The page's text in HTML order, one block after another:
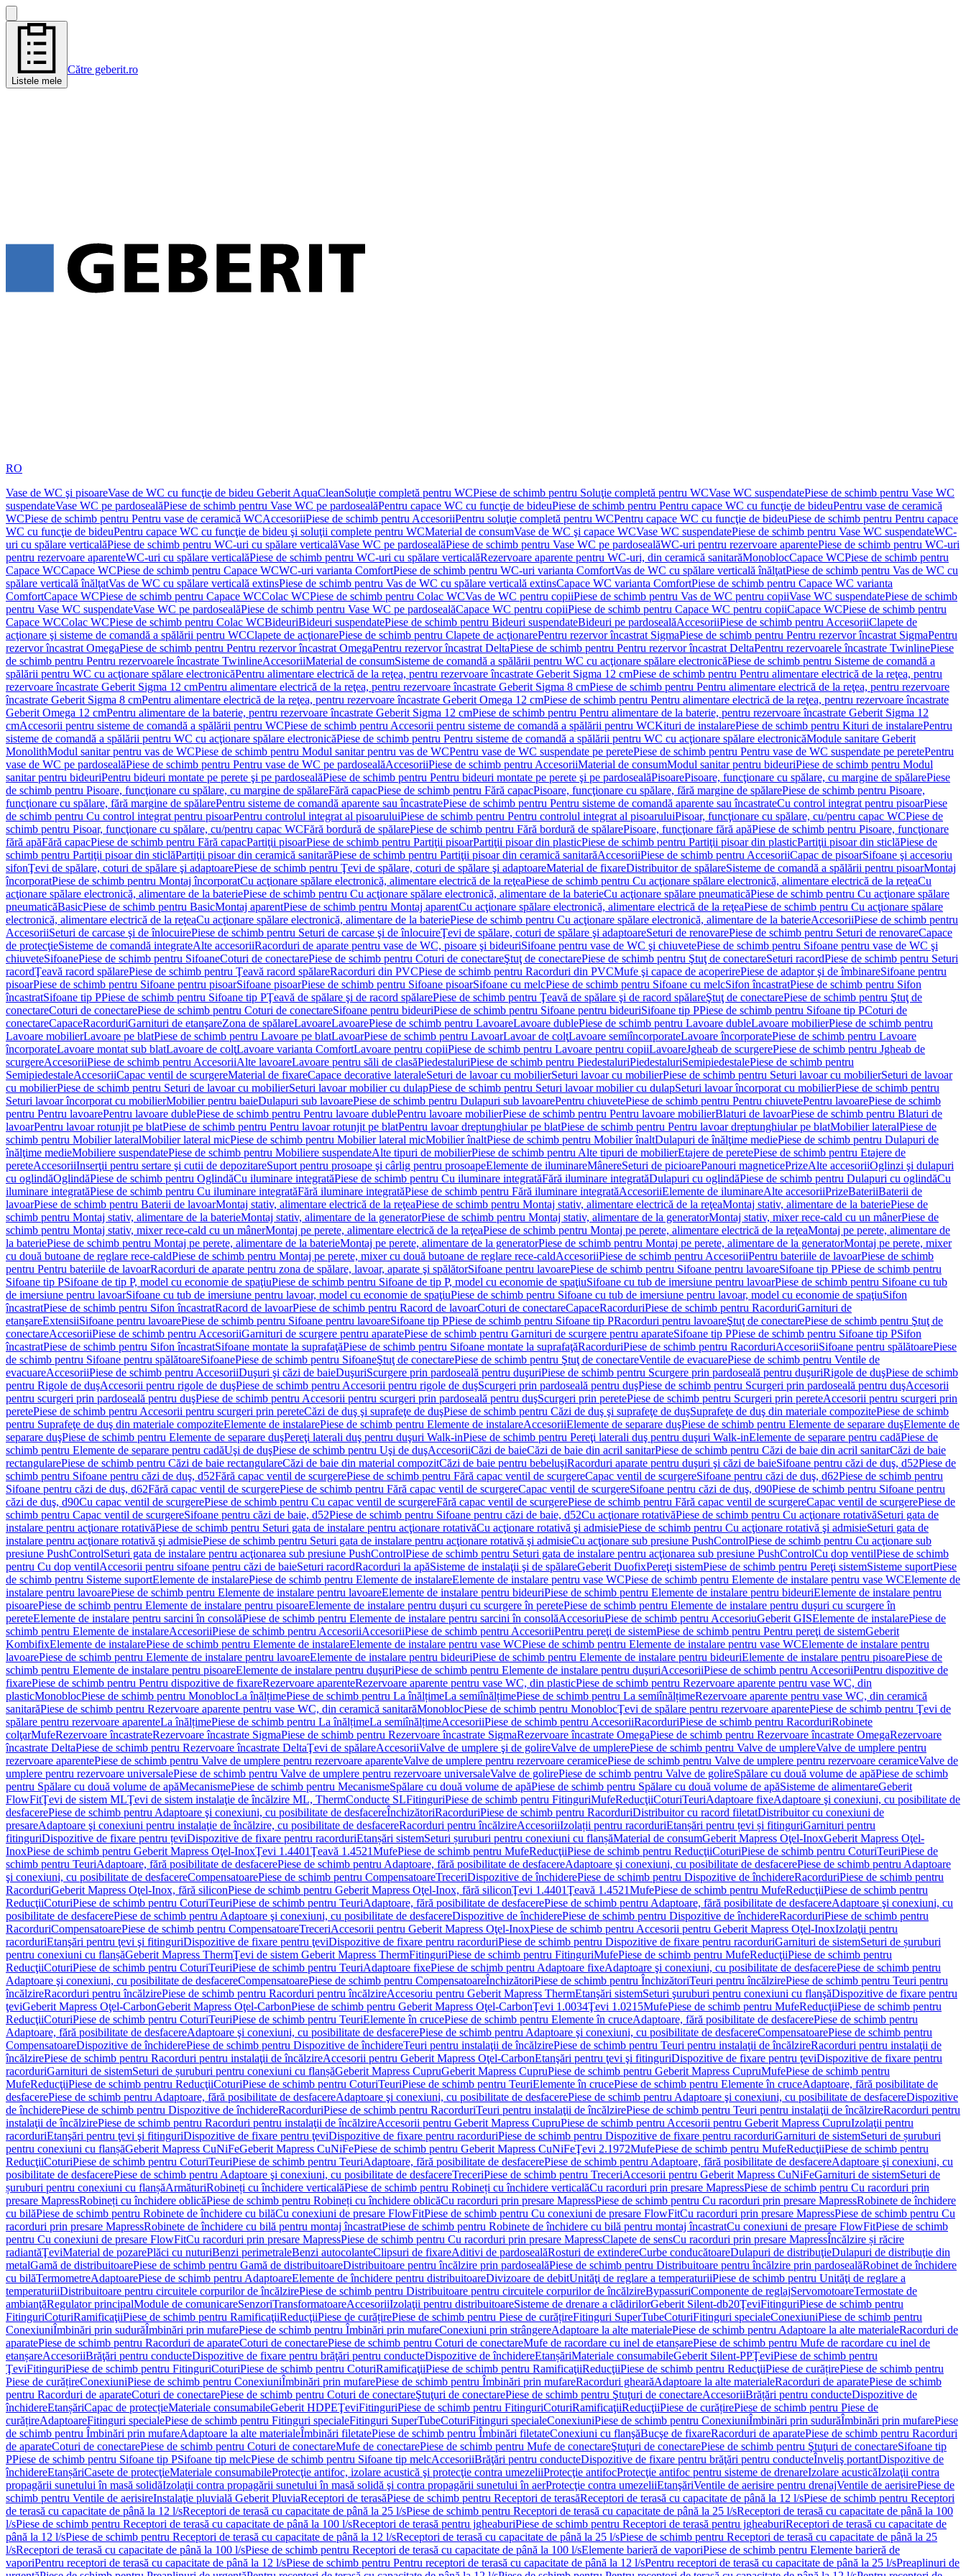
Listele mele
Către geberit.ro
RO
Vase de WC şi pisoareVase de WC cu funcţie de bideu Geberit AquaCleanSoluţie completă pentru WCPiese de schimb pentru Soluţie completă pentru WCVase WC suspendatePiese de schimb pentru Vase WC
suspendateVase WC pe pardosealăPiese de schimb pentru Vase WC pe pardosealăPentru capace WC cu funcţie de bideuPiese de schimb pentru Pentru capace WC cu funcţie de bideuPentru vase de ceramică
WCPiese de schimb pentru Pentru vase de ceramică WCAccesoriiPiese de schimb pentru AccesoriiPentru soluţie completă pentru WCPentru capace WC cu funcţie de bideuPiese de schimb pentru Pentru capace
WC cu funcţie de bideuPentru capace WC cu funcţie de bideu şi soluţii complete pentru WCMaterial de consumVase de WC şi capace WCVase WC suspendatePiese de schimb pentru Vase WC suspendateWC-
uri cu spălare verticalăPiese de schimb pentru WC-uri cu spălare verticalăVase WC pe pardosealăPiese de schimb pentru Vase WC pe pardosealăWC-uri pentru rezervoare aparentePiese de schimb pentru WC-uri
pentru rezervoare aparenteWC-uri cu spălare verticalăPiese de schimb pentru WC-uri cu spălare verticalăRezervoare aparente pentru WC-uri, din ceramică sanitarăMonoblocCapace WCPiese de schimb pentru
Capace WCCapace WCPiese de schimb pentru Capace WCWC-uri varianta ComfortPiese de schimb pentru WC-uri varianta ComfortVas de WC cu spălare verticală înălţatPiese de schimb pentru Vas de WC cu
spălare verticală înălţatVas de WC cu spălare verticală extinsPiese de schimb pentru Vas de WC cu spălare verticală extinsCapace WC varianta ComfortPiese de schimb pentru Capace WC varianta
ComfortCapace WCPiese de schimb pentru Capace WCColac WCPiese de schimb pentru Colac WCVas de WC pentru copiiPiese de schimb pentru Vas de WC pentru copiiVase WC suspendatePiese de schimb
pentru Vase WC suspendateVase WC pe pardosealăPiese de schimb pentru Vase WC pe pardosealăCapace WC pentru copiiPiese de schimb pentru Capace WC pentru copiiCapace WCPiese de schimb pentru
Capace WCColac WCPiese de schimb pentru Colac WCBideuriBideuri suspendatePiese de schimb pentru Bideuri suspendateBideuri pe pardosealăAccesoriiPiese de schimb pentru AccesoriiClapete de
acţionare şi sisteme de comandă a spălării pentru WCClapete de acţionarePiese de schimb pentru Clapete de acţionarePentru rezervor încastrat SigmaPiese de schimb pentru Pentru rezervor încastrat SigmaPentru
rezervor încastrat OmegaPiese de schimb pentru Pentru rezervor încastrat OmegaPentru rezervor încastrat DeltaPiese de schimb pentru Pentru rezervor încastrat DeltaPentru rezervoarele încastrate TwinlinePiese
de schimb pentru Pentru rezervoarele încastrate TwinlineAccesoriiMaterial de consumSisteme de comandă a spălării pentru WC cu acţionare spălare electronicăPiese de schimb pentru Sisteme de comandă a
spălării pentru WC cu acţionare spălare electronicăPentru alimentare electrică de la reţea, pentru rezervoare încastrate Geberit Sigma 12 cmPiese de schimb pentru Pentru alimentare electrică de la reţea, pentru
rezervoare încastrate Geberit Sigma 12 cmPentru alimentare electrică de la reţea, pentru rezervoare încastrate Geberit Sigma 8 cmPiese de schimb pentru Pentru alimentare electrică de la reţea, pentru rezervoare
încastrate Geberit Sigma 8 cmPentru alimentare electrică de la reţea, pentru rezervoare încastrate Geberit Omega 12 cmPiese de schimb pentru Pentru alimentare electrică de la reţea, pentru rezervoare încastrate
Geberit Omega 12 cmPentru alimentare de la baterie, pentru rezervoare încastrate Geberit Sigma 12 cmPiese de schimb pentru Pentru alimentare de la baterie, pentru rezervoare încastrate Geberit Sigma 12
cmAccesorii pentru sisteme de comandă a spălării pentru WCPiese de schimb pentru Accesorii pentru sisteme de comandă a spălării pentru WCKituri de instalarePiese de schimb pentru Kituri de instalarePentru
sisteme de comandă a spălării pentru WC cu acţionare spălare electronicăPiese de schimb pentru Pentru sisteme de comandă a spălării pentru WC cu acţionare spălare electronicăModule sanitare Geberit
MonolithModul sanitar pentru vas de WCPiese de schimb pentru Modul sanitar pentru vas de WCPentru vase de WC suspendate pe peretePiese de schimb pentru Pentru vase de WC suspendate pe peretePentru
vase de WC pe pardosealăPiese de schimb pentru Pentru vase de WC pe pardosealăAccesoriiPiese de schimb pentru AccesoriiMaterial de consumModul sanitar pentru bideuriPiese de schimb pentru Modul
sanitar pentru bideuriPentru bideuri montate pe perete şi pe pardosealăPiese de schimb pentru Pentru bideuri montate pe perete şi pe pardosealăPisoarePisoare, funcţionare cu spălare, cu margine de spălarePiese
de schimb pentru Pisoare, funcţionare cu spălare, cu margine de spălareFără capacPiese de schimb pentru Fără capacPisoare, funcţionare cu spălare, fără margine de spălarePiese de schimb pentru Pisoare,
funcţionare cu spălare, fără margine de spălarePentru sisteme de comandă aparente sau încastratePiese de schimb pentru Pentru sisteme de comandă aparente sau încastrateCu control integrat pentru pisoarPiese
de schimb pentru Cu control integrat pentru pisoarPentru controlul integrat al pisoaruluiPiese de schimb pentru Pentru controlul integrat al pisoaruluiPisoar, funcţionare cu spălare, cu/pentru capac WCPiese de
schimb pentru Pisoar, funcţionare cu spălare, cu/pentru capac WCFără bordură de spălarePiese de schimb pentru Fără bordură de spălarePisoare, funcţionare fără apăPiese de schimb pentru Pisoare, funcţionare
fără apăFără capacPiese de schimb pentru Fără capacPartiţii pisoarPiese de schimb pentru Partiţii pisoarPartiţii pisoar din plasticPiese de schimb pentru Partiţii pisoar din plasticPartiţii pisoar din sticlăPiese de
schimb pentru Partiţii pisoar din sticlăPartiţii pisoar din ceramică sanitarăPiese de schimb pentru Partiţii pisoar din ceramică sanitarăAccesoriiPiese de schimb pentru AccesoriiCapac de pisoarSifoane şi accesoriu
sifonŢevi de spălare, coturi de spălare şi adaptoarePiese de schimb pentru Ţevi de spălare, coturi de spălare şi adaptoareMaterial de fixareDistribuitor de spălareSisteme de comandă a spălării pentru pisoarMontaj
încorporatPiese de schimb pentru Montaj încorporatCu acţionare spălare electronică, alimentare electrică de la reţeaPiese de schimb pentru Cu acţionare spălare electronică, alimentare electrică de la reţeaCu
acţionare spălare electronică, alimentare de la bateriePiese de schimb pentru Cu acţionare spălare electronică, alimentare de la baterieCu acţionare spălare pneumaticăPiese de schimb pentru Cu acţionare spălare
pneumaticăBasicPiese de schimb pentru BasicMontaj aparentPiese de schimb pentru Montaj aparentCu acţionare spălare electronică, alimentare electrică de la reţeaPiese de schimb pentru Cu acţionare spălare
electronică, alimentare electrică de la reţeaCu acţionare spălare electronică, alimentare de la bateriePiese de schimb pentru Cu acţionare spălare electronică, alimentare de la baterieAccesoriiPiese de schimb pentru
AccesoriiSeturi de carcase şi de înlocuirePiese de schimb pentru Seturi de carcase şi de înlocuireŢevi de spălare, coturi de spălare şi adaptoareSeturi de renovarePiese de schimb pentru Seturi de renovareCapace
de protecţieSisteme de comandă integrateAlte accesoriiRacorduri de aparate pentru vase de WC, pisoare şi bideuriSifoane pentru vase de WC şi chiuvetePiese de schimb pentru Sifoane pentru vase de WC şi
chiuveteSifoanePiese de schimb pentru SifoaneCoturi de conectarePiese de schimb pentru Coturi de conectareŞtuţ de conectarePiese de schimb pentru Ştuţ de conectareSeturi racordPiese de schimb pentru Seturi
racordŢeavă racord spălarePiese de schimb pentru Ţeavă racord spălareRacorduri din PVCPiese de schimb pentru Racorduri din PVCMufe şi capace de acoperirePiese de adaptor şi de îmbinareSifoane pentru
pisoarPiese de schimb pentru Sifoane pentru pisoarSifoane pisoarPiese de schimb pentru Sifoane pisoarSifoane cu melcPiese de schimb pentru Sifoane cu melcSifon încastratPiese de schimb pentru Sifon
încastratSifoane tip PPiese de schimb pentru Sifoane tip PŢeavă de spălare şi de racord spălarePiese de schimb pentru Ţeavă de spălare şi de racord spălareŞtuţ de conectarePiese de schimb pentru Ştuţ de
conectareCoturi de conectarePiese de schimb pentru Coturi de conectareSifoane pentru bideuriPiese de schimb pentru Sifoane pentru bideuriSifoane tip PPiese de schimb pentru Sifoane tip PCoturi de
conectareCapaceRacorduriGarnituri de etanşareZona de spălareLavoareLavoarePiese de schimb pentru LavoareLavoare dublePiese de schimb pentru Lavoare dubleLavoare mobilierPiese de schimb pentru
Lavoare mobilierLavoare pe blatPiese de schimb pentru Lavoare pe blatLavoarPiese de schimb pentru LavoarLavoar de colţLavoare semiîncorporateLavoare încorporatePiese de schimb pentru Lavoare
încorporateLavoare montat sub blatLavoare de colţLavoare varianta ComfortLavoare pentru copiiPiese de schimb pentru Lavoare pentru copiiLavoareJgheab de scurgerePiese de schimb pentru Jgheab de
scurgereAccesoriiPiese de schimb pentru AccesoriiAlte lavoareLavoare pentru săli de clasăPiedestaluriPiese de schimb pentru PiedestaluriPiedestaluriSemipiedestalePiese de schimb pentru
SemipiedestaleAccesoriiCapac ventil de scurgereMaterial de fixareCapace decorative lateraleSeturi de lavoar cu mobilierSeturi lavoar cu mobilierPiese de schimb pentru Seturi lavoar cu mobilierSeturi de lavoar
cu mobilierPiese de schimb pentru Seturi de lavoar cu mobilierSeturi lavoar mobilier cu dulapPiese de schimb pentru Seturi lavoar mobilier cu dulapSeturi lavoar încorporat cu mobilierPiese de schimb pentru
Seturi lavoar încorporat cu mobilierMobilier pentru baieDulapuri sub lavoarePiese de schimb pentru Dulapuri sub lavoarePentru chiuvetePiese de schimb pentru Pentru chiuvetePentru lavoarePiese de schimb
pentru Pentru lavoarePentru lavoare dublePiese de schimb pentru Pentru lavoare dublePentru lavoare mobilierPiese de schimb pentru Pentru lavoare mobilierBlaturi de lavoarPiese de schimb pentru Blaturi de
lavoarPentru lavoar rotunjit pe blatPiese de schimb pentru Pentru lavoar rotunjit pe blatPentru lavoar dreptunghiular pe blatPiese de schimb pentru Pentru lavoar dreptunghiular pe blatMobilier lateralPiese de
schimb pentru Mobilier lateralMobilier lateral micPiese de schimb pentru Mobilier lateral micMobilier înaltPiese de schimb pentru Mobilier înaltDulapuri de înălţime mediePiese de schimb pentru Dulapuri de
înălţime medieMobiliere suspendatePiese de schimb pentru Mobiliere suspendateAlte tipuri de mobilierPiese de schimb pentru Alte tipuri de mobilierEtajere de peretePiese de schimb pentru Etajere de
pereteAccesoriiInserţii pentru sertare şi cutii de depozitareSuport pentru prosoape şi cârlig pentru prosoapeElemente de iluminareMânereSeturi de picioarePanouri magneticePrizeAlte accesoriiOglinzi şi dulapuri
cu oglindăOglindăPiese de schimb pentru OglindăCu iluminare integratăPiese de schimb pentru Cu iluminare integratăFără iluminare integratăDulapuri cu oglindăPiese de schimb pentru Dulapuri cu oglindăCu
iluminare integratăPiese de schimb pentru Cu iluminare integratăFără iluminare integratăPiese de schimb pentru Fără iluminare integratăAccesoriiElemente de iluminareAlte accesoriiPrizeBateriiBaterii de
lavoarPiese de schimb pentru Baterii de lavoarMontaj stativ, alimentare electrică de la reţeaPiese de schimb pentru Montaj stativ, alimentare electrică de la reţeaMontaj stativ, alimentare de la bateriePiese de
schimb pentru Montaj stativ, alimentare de la baterieMontaj stativ, alimentare de la generatorPiese de schimb pentru Montaj stativ, alimentare de la generatorMontaj stativ, mixer rece-cald cu un mânerPiese de
schimb pentru Montaj stativ, mixer rece-cald cu un mânerMontaj pe perete, alimentare electrică de la reţeaPiese de schimb pentru Montaj pe perete, alimentare electrică de la reţeaMontaj pe perete, alimentare de
la bateriePiese de schimb pentru Montaj pe perete, alimentare de la baterieMontaj pe perete, alimentare de la generatorPiese de schimb pentru Montaj pe perete, alimentare de la generatorMontaj pe perete, mixer
cu două butoane de reglare rece-caldPiese de schimb pentru Montaj pe perete, mixer cu două butoane de reglare rece-caldAccesoriiPiese de schimb pentru AccesoriiPentru bateriile de lavoarPiese de schimb
pentru Pentru bateriile de lavoarRacorduri de aparate pentru zona de spălare, lavoar, aparate şi spălătorSifoane pentru lavoarePiese de schimb pentru Sifoane pentru lavoareSifoane tip PPiese de schimb pentru
Sifoane tip PSifoane de tip P, model cu economie de spaţiuPiese de schimb pentru Sifoane de tip P, model cu economie de spaţiuSifoane cu tub de imersiune pentru lavoarPiese de schimb pentru Sifoane cu tub
de imersiune pentru lavoarSifoane cu tub de imersiune pentru lavoar, model cu economie de spaţiuPiese de schimb pentru Sifoane cu tub de imersiune pentru lavoar, model cu economie de spaţiuSifon
încastratPiese de schimb pentru Sifon încastratRacord de lavoarPiese de schimb pentru Racord de lavoarCoturi de conectareCapaceRacorduriPiese de schimb pentru RacorduriGarnituri de
etanşareExtensiiSifoane pentru lavoarePiese de schimb pentru Sifoane pentru lavoareSifoane tip PPiese de schimb pentru Sifoane tip PRacorduri pentru lavoareŞtuţ de conectarePiese de schimb pentru Ştuţ de
conectareAccesoriiPiese de schimb pentru AccesoriiGarnituri de scurgere pentru aparatePiese de schimb pentru Garnituri de scurgere pentru aparateSifoane tip PPiese de schimb pentru Sifoane tip PSifon
încastratPiese de schimb pentru Sifon încastratSifoane montate la suprafaţăPiese de schimb pentru Sifoane montate la suprafaţăRacorduriPiese de schimb pentru RacorduriAccesoriiSifoane pentru spălătoarePiese
de schimb pentru Sifoane pentru spălătoareSifoanePiese de schimb pentru SifoaneŞtuţ de conectarePiese de schimb pentru Ştuţ de conectareVentile de evacuarePiese de schimb pentru Ventile de
evacuareAccesoriiPiese de schimb pentru AccesoriiDuşuri şi căzi de baieDuşuriScurgere prin pardoseală pentru duşuriPiese de schimb pentru Scurgere prin pardoseală pentru duşuriRigole de duşPiese de schimb
pentru Rigole de duşAccesorii pentru rigole de duşPiese de schimb pentru Accesorii pentru rigole de duşScurgeri prin pardoseală pentru duşPiese de schimb pentru Scurgeri prin pardoseală pentru duşAccesorii
pentru scurgeri prin pardoseală pentru duşPiese de schimb pentru Accesorii pentru scurgeri prin pardoseală pentru duşScurgeri prin peretePiese de schimb pentru Scurgeri prin pereteAccesorii pentru scurgeri prin
peretePiese de schimb pentru Accesorii pentru scurgeri prin pereteCăzi de duş şi suprafeţe de duşPiese de schimb pentru Căzi de duş şi suprafeţe de duşSuprafeţe de duş din materiale compozitePiese de schimb
pentru Suprafeţe de duş din materiale compoziteElemente de instalarePiese de schimb pentru Elemente de instalareAccesoriiElemente de separare duşPiese de schimb pentru Elemente de separare duşElemente de
separare duşPiese de schimb pentru Elemente de separare duşPereţi laterali duş pentru duşuri Walk-inPiese de schimb pentru Pereţi laterali duş pentru duşuri Walk-inElemente de separare pentru cadăPiese de
schimb pentru Elemente de separare pentru cadăUşi de duşPiese de schimb pentru Uşi de duşAccesoriiCăzi de baieCăzi de baie din acril sanitarPiese de schimb pentru Căzi de baie din acril sanitarCăzi de baie
rectangularePiese de schimb pentru Căzi de baie rectangulareCăzi de baie din material compozitCăzi de baie pentru bebeluşiRacorduri aparate pentru duşuri şi căzi de baieSifoane pentru căzi de duş, d52Piese de
schimb pentru Sifoane pentru căzi de duş, d52Fără capac ventil de scurgerePiese de schimb pentru Fără capac ventil de scurgereCapac ventil de scurgereSifoane pentru căzi de duş, d62Piese de schimb pentru
Sifoane pentru căzi de duş, d62Fără capac ventil de scurgerePiese de schimb pentru Fără capac ventil de scurgereCapac ventil de scurgereSifoane pentru căzi de duş, d90Piese de schimb pentru Sifoane pentru
căzi de duş, d90Cu capac ventil de scurgerePiese de schimb pentru Cu capac ventil de scurgereFără capac ventil de scurgerePiese de schimb pentru Fără capac ventil de scurgereCapac ventil de scurgerePiese de
schimb pentru Capac ventil de scurgereSifoane pentru căzi de baie, d52Piese de schimb pentru Sifoane pentru căzi de baie, d52Cu acţionare rotativăPiese de schimb pentru Cu acţionare rotativăSeturi gata de
instalare pentru acţionare rotativăPiese de schimb pentru Seturi gata de instalare pentru acţionare rotativăCu acţionare rotativă şi admisiePiese de schimb pentru Cu acţionare rotativă şi admisieSeturi gata de
instalare pentru acţionare rotativă şi admisiePiese de schimb pentru Seturi gata de instalare pentru acţionare rotativă şi admisieCu acţionare sub presiune PushControlPiese de schimb pentru Cu acţionare sub
presiune PushControlSeturi gata de instalare pentru acţionarea sub presiune PushControlPiese de schimb pentru Seturi gata de instalare pentru acţionarea sub presiune PushControlCu dop ventilPiese de schimb
pentru Cu dop ventilAccesorii pentru sifoane pentru căzi de baieSeturi racordRacorduri la apăSisteme de instalaţii şi de spălareGeberit DuofixPereţi sistemPiese de schimb pentru Pereţi sistemSisteme suportPiese
de schimb pentru Sisteme suportElemente de instalarePiese de schimb pentru Elemente de instalareElemente de instalare pentru vase WCPiese de schimb pentru Elemente de instalare pentru vase WCElemente de
instalare pentru lavoarePiese de schimb pentru Elemente de instalare pentru lavoareElemente de instalare pentru bideuriPiese de schimb pentru Elemente de instalare pentru bideuriElemente de instalare pentru
pisoarePiese de schimb pentru Elemente de instalare pentru pisoareElemente de instalare pentru duşuri cu scurgere în peretePiese de schimb pentru Elemente de instalare pentru duşuri cu scurgere în
pereteElemente de instalare pentru sarcini în consolăPiese de schimb pentru Elemente de instalare pentru sarcini în consolăAccesoriuPiese de schimb pentru AccesoriuGeberit GISElemente de instalarePiese de
schimb pentru Elemente de instalareAccesoriiPiese de schimb pentru AccesoriiAccesoriiPiese de schimb pentru AccesoriiPentru pereţi de sistemPiese de schimb pentru Pentru pereţi de sistemGeberit
KombifixElemente de instalarePiese de schimb pentru Elemente de instalareElemente de instalare pentru vase WCPiese de schimb pentru Elemente de instalare pentru vase WCElemente de instalare pentru
lavoarePiese de schimb pentru Elemente de instalare pentru lavoareElemente de instalare pentru bideuriPiese de schimb pentru Elemente de instalare pentru bideuriElemente de instalare pentru pisoarePiese de
schimb pentru Elemente de instalare pentru pisoareElemente de instalare pentru duşuriPiese de schimb pentru Elemente de instalare pentru duşuriAccesoriiPiese de schimb pentru AccesoriiPentru dispozitive de
fixarePiese de schimb pentru Pentru dispozitive de fixareRezervoare aparenteRezervoare aparente pentru vase WC, din plasticPiese de schimb pentru Rezervoare aparente pentru vase WC, din
plasticMonoblocPiese de schimb pentru MonoblocLa înălțimePiese de schimb pentru La înălțimeLa semiînălțimePiese de schimb pentru La semiînălțimeRezervoare aparente pentru vase WC, din ceramică
sanitarăPiese de schimb pentru Rezervoare aparente pentru vase WC, din ceramică sanitarăMonoblocPiese de schimb pentru MonoblocŢevi de spălare pentru rezervoare aparentePiese de schimb pentru Ţevi de
spălare pentru rezervoare aparenteLa înălțimePiese de schimb pentru La înălțimeLa semiînălțimeAccesoriiPiese de schimb pentru AccesoriiRacorduriPiese de schimb pentru RacorduriRobinete
colţarMufeRezervoare încastrateRezervoare încastrate SigmaPiese de schimb pentru Rezervoare încastrate SigmaRezervoare încastrate OmegaPiese de schimb pentru Rezervoare încastrate OmegaRezervoare
încastrate DeltaPiese de schimb pentru Rezervoare încastrate DeltaŢevi de spălareAccesoriiValve de umplere şi de golireValve de umplerePiese de schimb pentru Valve de umplereValve de umplere pentru
rezervoare aparentePiese de schimb pentru Valve de umplere pentru rezervoare aparenteValve de umplere pentru rezervoare ceramicePiese de schimb pentru Valve de umplere pentru rezervoare ceramiceValve de
umplere pentru rezervoare universalePiese de schimb pentru Valve de umplere pentru rezervoare universaleValve de golirePiese de schimb pentru Valve de golireSpălare cu două volume de apăPiese de schimb
pentru Spălare cu două volume de apăMecanismePiese de schimb pentru MecanismeSpălare cu două volume de apăPiese de schimb pentru Spălare cu două volume de apăSisteme de alimentareGeberit
FlowFitŢevi de sistem MLŢevi de sistem instalaţie de încălzire ML, ThermConducte SLFitinguriPiese de schimb pentru FitinguriMufeReducţiiCoturiTeuriAdaptoare fixeAdaptoare şi conexiuni, cu posibilitate de
desfacerePiese de schimb pentru Adaptoare şi conexiuni, cu posibilitate de desfacereÎnchizătoriRacorduriPiese de schimb pentru RacorduriDistribuitor cu racord filetatDistribuitor cu conexiuni de
presareAdaptoare şi conexiuni pentru instalaţie de încălzire, cu posibilitate de desfacereRacorduri pentru încălzireAccesoriiIzolații pentru racorduriEtanșări pentru țevi și fitinguriGarnituri pentru
fitinguriDispozitive de fixare pentru țeviDispozitive de fixare pentru racorduriEtanșări sistemSeturi șuruburi pentru conexiuni cu flanșăMaterial de consumGeberit Mapress Oţel-InoxGeberit Mapress Oţel-
InoxPiese de schimb pentru Geberit Mapress Oţel-InoxŢevi 1.4401Ţeavă 1.4521MufePiese de schimb pentru MufeReducţiiPiese de schimb pentru ReducţiiCoturiPiese de schimb pentru CoturiTeuriPiese de
schimb pentru TeuriAdaptoare, fără posibilitate de desfacerePiese de schimb pentru Adaptoare, fără posibilitate de desfacereAdaptoare şi conexiuni, cu posibilitate de desfacerePiese de schimb pentru Adaptoare
şi conexiuni, cu posibilitate de desfacereCompensatoarePiese de schimb pentru CompensatoareTreceriDispozitive de închiderePiese de schimb pentru Dispozitive de închidereRacorduriPiese de schimb pentru
RacorduriGeberit Mapress Oţel-Inox, fără siliconPiese de schimb pentru Geberit Mapress Oţel-Inox, fără siliconŢevi 1.4401Ţeavă 1.4521MufePiese de schimb pentru MufeReducţiiPiese de schimb pentru
ReducţiiCoturiPiese de schimb pentru CoturiTeuriPiese de schimb pentru TeuriAdaptoare, fără posibilitate de desfacerePiese de schimb pentru Adaptoare, fără posibilitate de desfacereAdaptoare şi conexiuni, cu
posibilitate de desfacerePiese de schimb pentru Adaptoare şi conexiuni, cu posibilitate de desfacereDispozitive de închiderePiese de schimb pentru Dispozitive de închidereRacorduriPiese de schimb pentru
RacorduriCompensatoarePiese de schimb pentru CompensatoareTreceriAccesorii pentru Geberit Mapress Oţel-InoxPiese de schimb pentru Accesorii pentru Geberit Mapress Oţel-InoxIzolaţii pentru
racorduriEtanşări pentru ţevi şi fitinguriDispozitive de fixare pentru ţeviDispozitive de fixare pentru racorduriPiese de schimb pentru Dispozitive de fixare pentru racorduriGarnituri de sistemSeturi de șuruburi
pentru conexiuni cu flanșăGeberit Mapress ThermŢevi de sistem Geberit Mapress ThermFitinguriPiese de schimb pentru FitinguriMufePiese de schimb pentru MufeReducţiiPiese de schimb pentru
ReducţiiCoturiPiese de schimb pentru CoturiTeuriPiese de schimb pentru TeuriAdaptoare fixePiese de schimb pentru Adaptoare fixeAdaptoare şi conexiuni, cu posibilitate de desfacerePiese de schimb pentru
Adaptoare şi conexiuni, cu posibilitate de desfacereCompensatoarePiese de schimb pentru CompensatoareÎnchizătoriPiese de schimb pentru ÎnchizătoriTeuri pentru încălzirePiese de schimb pentru Teuri pentru
încălzireRacorduri pentru încălzirePiese de schimb pentru Racorduri pentru încălzireAccesoriu pentru Geberit Mapress ThermEtanşări sistemSeturi şuruburi pentru conexiuni cu flanşăDispozitive de fixare pentru
ţeviGeberit Mapress Oţel-CarbonGeberit Mapress Oţel-CarbonPiese de schimb pentru Geberit Mapress Oţel-CarbonŢevi 1.0034Ţevi 1.0215MufePiese de schimb pentru MufeReducţiiPiese de schimb pentru
ReducţiiCoturiPiese de schimb pentru CoturiTeuriPiese de schimb pentru TeuriElemente în crucePiese de schimb pentru Elemente în cruceAdaptoare, fără posibilitate de desfacerePiese de schimb pentru
Adaptoare, fără posibilitate de desfacereAdaptoare şi conexiuni, cu posibilitate de desfacerePiese de schimb pentru Adaptoare şi conexiuni, cu posibilitate de desfacereCompensatoarePiese de schimb pentru
CompensatoareDispozitive de închiderePiese de schimb pentru Dispozitive de închidereTeuri pentru instalaţii de încălzirePiese de schimb pentru Teuri pentru instalaţii de încălzireRacorduri pentru instalaţii de
încălzirePiese de schimb pentru Racorduri pentru instalaţii de încălzireAccesorii pentru Geberit Mapress Oţel-CarbonEtanşări pentru ţevi şi fitinguriDispozitive de fixare pentru ţeviDispozitive de fixare pentru
racorduriGarnituri de sistemSeturi de șuruburi pentru conexiuni cu flanșăGeberit Mapress CupruGeberit Mapress CupruPiese de schimb pentru Geberit Mapress CupruMufePiese de schimb pentru
MufeReducţiiPiese de schimb pentru ReducţiiCoturiPiese de schimb pentru CoturiTeuriPiese de schimb pentru TeuriElemente în crucePiese de schimb pentru Elemente în cruceAdaptoare, fără posibilitate de
desfacerePiese de schimb pentru Adaptoare, fără posibilitate de desfacereAdaptoare şi conexiuni, cu posibilitate de desfacerePiese de schimb pentru Adaptoare şi conexiuni, cu posibilitate de desfacereDispozitive
de închiderePiese de schimb pentru Dispozitive de închidereRacorduriPiese de schimb pentru RacorduriTeuri pentru instalaţii de încălzirePiese de schimb pentru Teuri pentru instalaţii de încălzireRacorduri pentru
instalaţii de încălzirePiese de schimb pentru Racorduri pentru instalaţii de încălzireAccesorii pentru Geberit Mapress CupruPiese de schimb pentru Accesorii pentru Geberit Mapress CupruIzolaţii pentru
racorduriEtanşări pentru ţevi şi fitinguriDispozitive de fixare pentru ţeviDispozitive de fixare pentru racorduriPiese de schimb pentru Dispozitive de fixare pentru racorduriGarnituri de sistemSeturi de șuruburi
pentru conexiuni cu flanșăGeberit Mapress CuNiFeGeberit Mapress CuNiFePiese de schimb pentru Geberit Mapress CuNiFeŢevi 2.1972MufePiese de schimb pentru MufeReducţiiPiese de schimb pentru
ReducţiiCoturiPiese de schimb pentru CoturiTeuriPiese de schimb pentru TeuriAdaptoare, fără posibilitate de desfacerePiese de schimb pentru Adaptoare, fără posibilitate de desfacereAdaptoare şi conexiuni, cu
posibilitate de desfacerePiese de schimb pentru Adaptoare şi conexiuni, cu posibilitate de desfacereTreceriPiese de schimb pentru TreceriAccesorii pentru Geberit Mapress CuNiFeGarnituri de sistemSeturi de
șuruburi pentru conexiuni cu flanșăArmăturiRobineți cu închidere verticalăPiese de schimb pentru Robineți cu închidere verticalăCu racorduri prin presare MapressPiese de schimb pentru Cu racorduri prin
presare MapressRobineți cu închidere oblicăPiese de schimb pentru Robineți cu închidere oblicăCu racorduri prin presare MapressPiese de schimb pentru Cu racorduri prin presare MapressRobinete de închidere
cu bilăPiese de schimb pentru Robinete de închidere cu bilăCu conexiuni de presare FlowFitPiese de schimb pentru Cu conexiuni de presare FlowFitCu racorduri prin presare MapressPiese de schimb pentru Cu
racorduri prin presare MapressRobinete de închidere cu bilă pentru montaj încastratPiese de schimb pentru Robinete de închidere cu bilă pentru montaj încastratCu conexiuni de presare FlowFitPiese de schimb
pentru Cu conexiuni de presare FlowFitCu racorduri prin presare MapressPiese de schimb pentru Cu racorduri prin presare MapressClapete de sensCu racorduri prin presare MapressÎncălzire și răcire
radiantăŢeviMaterial de pozarePlăci cu nuturiBenzi perimetraleBenzi autocolanteClipsuri de fixareAditivi de pardosealăRosturi de extindereCurbe conducătoareDulapuri de distribuţieDulapuri de distribuţie din
metalGamă de distribuitoarePiese de schimb pentru Gamă de distribuitoareDistribuitoare pentru încălzire prin pardosealăPiese de schimb pentru Distribuitoare pentru încălzire prin pardosealăRobinet de închidere
cu bilăTermometreAdaptoarePiese de schimb pentru AdaptoareElemente de închidere pentru distribuitoareDivizoare de debitUnităţi de reglare a temperaturiiPiese de schimb pentru Unităţi de reglare a
temperaturiiDistribuitoare pentru circuitele corpurilor de încălzirePiese de schimb pentru Distribuitoare pentru circuitele corpurilor de încălzireBypassuriComponente de reglajServomotoareTermostate de
ambianţăRegulator principalModule de comunicareSenzoriTransformatoareAccesoriiIzolaţii pentru distribuitoareSisteme de drenare a clădirilorGeberit Silent-db20ŢeviFitinguriPiese de schimb pentru
FitinguriCoturiRamificaţiiPiese de schimb pentru RamificaţiiReducţiiPiese de curățirePiese de schimb pentru Piese de curățireFitinguri SuperTubeCoturiFitinguri specialeConexiuniPiese de schimb pentru
ConexiuniÎmbinări prin sudurăÎmbinări prin mufarePiese de schimb pentru Îmbinări prin mufareConexiuni prin strângereAdaptoare la alte materialePiese de schimb pentru Adaptoare la alte materialeRacorduri de
aparatePiese de schimb pentru Racorduri de aparateCoturi de conectarePiese de schimb pentru Coturi de conectareMufe de racordare cu inel de etanșarePiese de schimb pentru Mufe de racordare cu inel de
etanșareAccesoriiBrăţări pentru conducteDispozitive de fixare pentru brăţări pentru conducteDispozitive de închidereEtanșăriMateriale consumabileGeberit Silent-PPŢeviPiese de schimb pentru
ŢeviFitinguriPiese de schimb pentru FitinguriCoturiPiese de schimb pentru CoturiRamificaţiiPiese de schimb pentru RamificaţiiReducţiiPiese de schimb pentru ReducţiiPiese de curățirePiese de schimb pentru
Piese de curățireConexiuniPiese de schimb pentru ConexiuniÎmbinări prin mufarePiese de schimb pentru Îmbinări prin mufareRacorduri ghearăAdaptoare la alte materialeRacorduri de aparatePiese de schimb
pentru Racorduri de aparateCoturi de conectarePiese de schimb pentru Coturi de conectareŞtuţuri de conectarePiese de schimb pentru Ştuţuri de conectareAccesoriiBrățări pentru conducteDispozitive de
închidereEtanșăriCapac de protecțieMateriale consumabileGeberit HDPEŢeviFitinguriPiese de schimb pentru FitinguriCoturiRamificaţiiReducţiiPiese de curățirePiese de schimb pentru Piese de
curățireAdaptoareFitinguri specialePiese de schimb pentru Fitinguri specialeFitinguri SuperTubeCoturiFitinguri specialeConexiuniPiese de schimb pentru ConexiuniÎmbinări prin sudurăÎmbinări prin mufarePiese
de schimb pentru Îmbinări prin mufareAdaptoare la alte materialeÎmbinări filetatePiese de schimb pentru Îmbinări filetateConexiuni cu flanşăBucşe de fixareRacorduri de aparatePiese de schimb pentru Racorduri
de aparateCoturi de conectarePiese de schimb pentru Coturi de conectareMufe de conectarePiese de schimb pentru Mufe de conectareŞtuţuri de conectarePiese de schimb pentru Ştuţuri de conectareSifoane tip
PPiese de schimb pentru Sifoane tip PSifoane tip melcPiese de schimb pentru Sifoane tip melcAccesoriiBrăţări pentru conducteDispozitive de fixare pentru brăţări pentru conducteÎnveliş portantDispozitive de
închidereEtanșăriCasete de protecţieMateriale consumabileProtecţie antifoc, izolare acustică şi protecţie contra umezeliiProtecţie antifocProtecţie antifoc pentru sisteme de drenareIzolare acusticăIzolaţii contra
propagării sunetului în masă solidăIzolaţii contra propagării sunetului în masă solidă şi contra propagării sunetului în aerProtecţie contra umezeliiEtanşăriVentile de aerisire pentru drenajVentile de aerisirePiese de
schimb pentru Ventile de aerisireInstalaţie pluvială Geberit PluviaReceptori de terasăPiese de schimb pentru Receptori de terasăReceptori de terasă cu capacitate de până la 12 l/sPiese de schimb pentru Receptori
de terasă cu capacitate de până la 12 l/sReceptori de terasă cu capacitate de până la 25 l/sPiese de schimb pentru Receptori de terasă cu capacitate de până la 25 l/sReceptori de terasă cu capacitate de până la 100
l/sPiese de schimb pentru Receptori de terasă cu capacitate de până la 100 l/sReceptori de terasă pentru jgheaburiPiese de schimb pentru Receptori de terasă pentru jgheaburiReceptori de terasă cu capacitate de
până la 12 l/sPiese de schimb pentru Receptori de terasă cu capacitate de până la 12 l/sReceptori de terasă cu capacitate de până la 25 l/sPiese de schimb pentru Receptori de terasă cu capacitate de până la 25
l/sReceptori de terasă cu capacitate de până la 100 l/sPiese de schimb pentru Receptori de terasă cu capacitate de până la 100 l/sElemente barieră de vaporiPiese de schimb pentru Elemente barieră de
vaporiPentru receptori de terasă cu capacitate de până la 12 l/sPiese de schimb pentru Pentru receptori de terasă cu capacitate de până la 12 l/sPentru receptori de terasă cu capacitate de până la 25 l/sPreaplinuri de